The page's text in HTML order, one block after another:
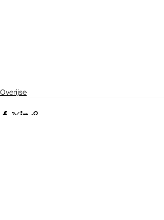
Overijse